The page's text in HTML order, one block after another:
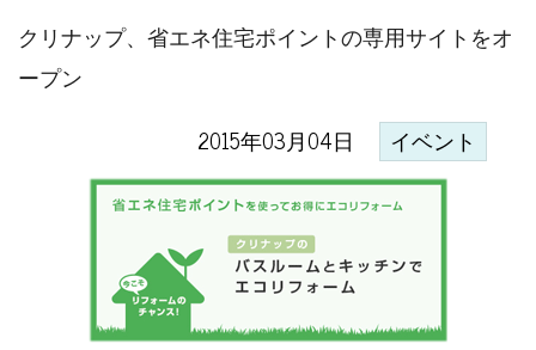
クリナップ、省エネ住宅ポイントの専用サイトをオ
ープン
2015年03月04日 イベント